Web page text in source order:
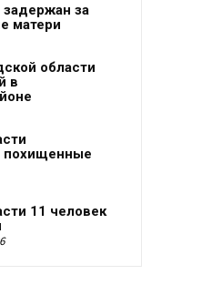
за
матери
области
в
похищенные
11 человек